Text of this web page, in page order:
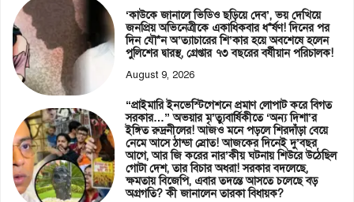
‘কাউকে জানালে ভিডিও ছড়িয়ে দেব’, ভয় দেখিয়ে
জনপ্রিয় অভিনেত্রীকে একাধিকবার ধ*র্ষণ! দিনের পর
দিন যৌ*ন অ’ত্যাচারের শি’কার হয়ে অবশেষে হলেন
পুলিশের দ্বারস্থ, গ্রেপ্তার ৭৩ বছরের বর্ষীয়ান পরিচালক!
August 9, 2026
“প্রাইমারি ইনভেস্টিগেশনে প্রমাণ লোপাট করে বিগত
সরকার…” অভয়ার মৃ’ত্যুবার্ষিকীতে ‘অন্য দিশা’র
ইঙ্গিত রুদ্রনীলের! আজও মনে পড়লে শিরদাঁড়া বেয়ে
নেমে আসে ঠান্ডা স্রোত! আজকের দিনেই দু’বছর
আগে, আর জি করের নার’কীয় ঘটনায় শিউরে উঠেছিল
গোটা দেশ, তার বিচার অধরা! সরকার বদলেছে,
ক্ষমতায় বিজেপি, এবার তদন্তে আসতে চলেছে বড়
অগ্রগতি? কী জানালেন তারকা বিধায়ক?